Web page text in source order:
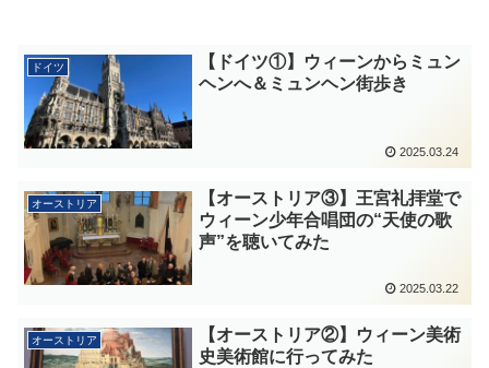
ドイツ
【ドイツ①】ウィーンからミュン
ヘンへ＆ミュンヘン街歩き
2025.03.24
オーストリア
【オーストリア③】王宮礼拝堂で
ウィーン少年合唱団の“天使の歌
声”を聴いてみた
2025.03.22
オーストリア
【オーストリア②】ウィーン美術
史美術館に行ってみた